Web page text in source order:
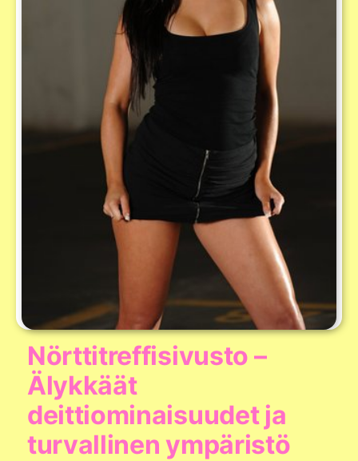
Nörttitreffisivusto –
Älykkäät
deittiominaisuudet ja
turvallinen ympäristö